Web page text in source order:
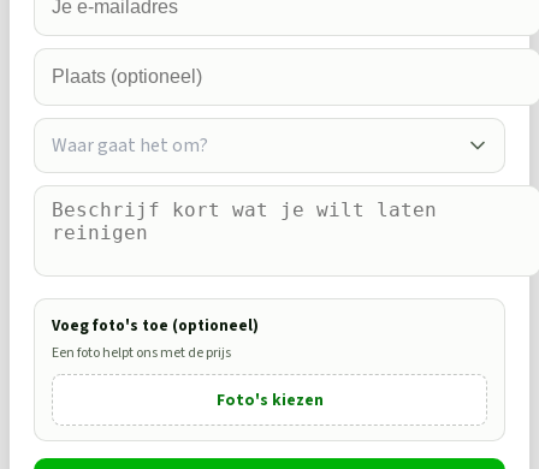
Waar gaat het om?
Voeg foto's toe (optioneel)
Een foto helpt ons met de prijs
Foto's kiezen